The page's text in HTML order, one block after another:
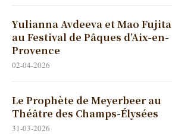
Yulianna Avdeeva et Mao Fujita
au Festival de Pâques d’Aix-en-
Provence
02-04-2026
Le Prophète de Meyerbeer au
Théâtre des Champs-Élysées
31-03-2026